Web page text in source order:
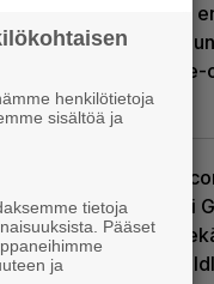
kuvaillaan
joka on
ympärille
Ghost
ilmaiseksi
Soldier
Recon
henkilötietoja
sisältöä ja
tietoja
Pääset
ja